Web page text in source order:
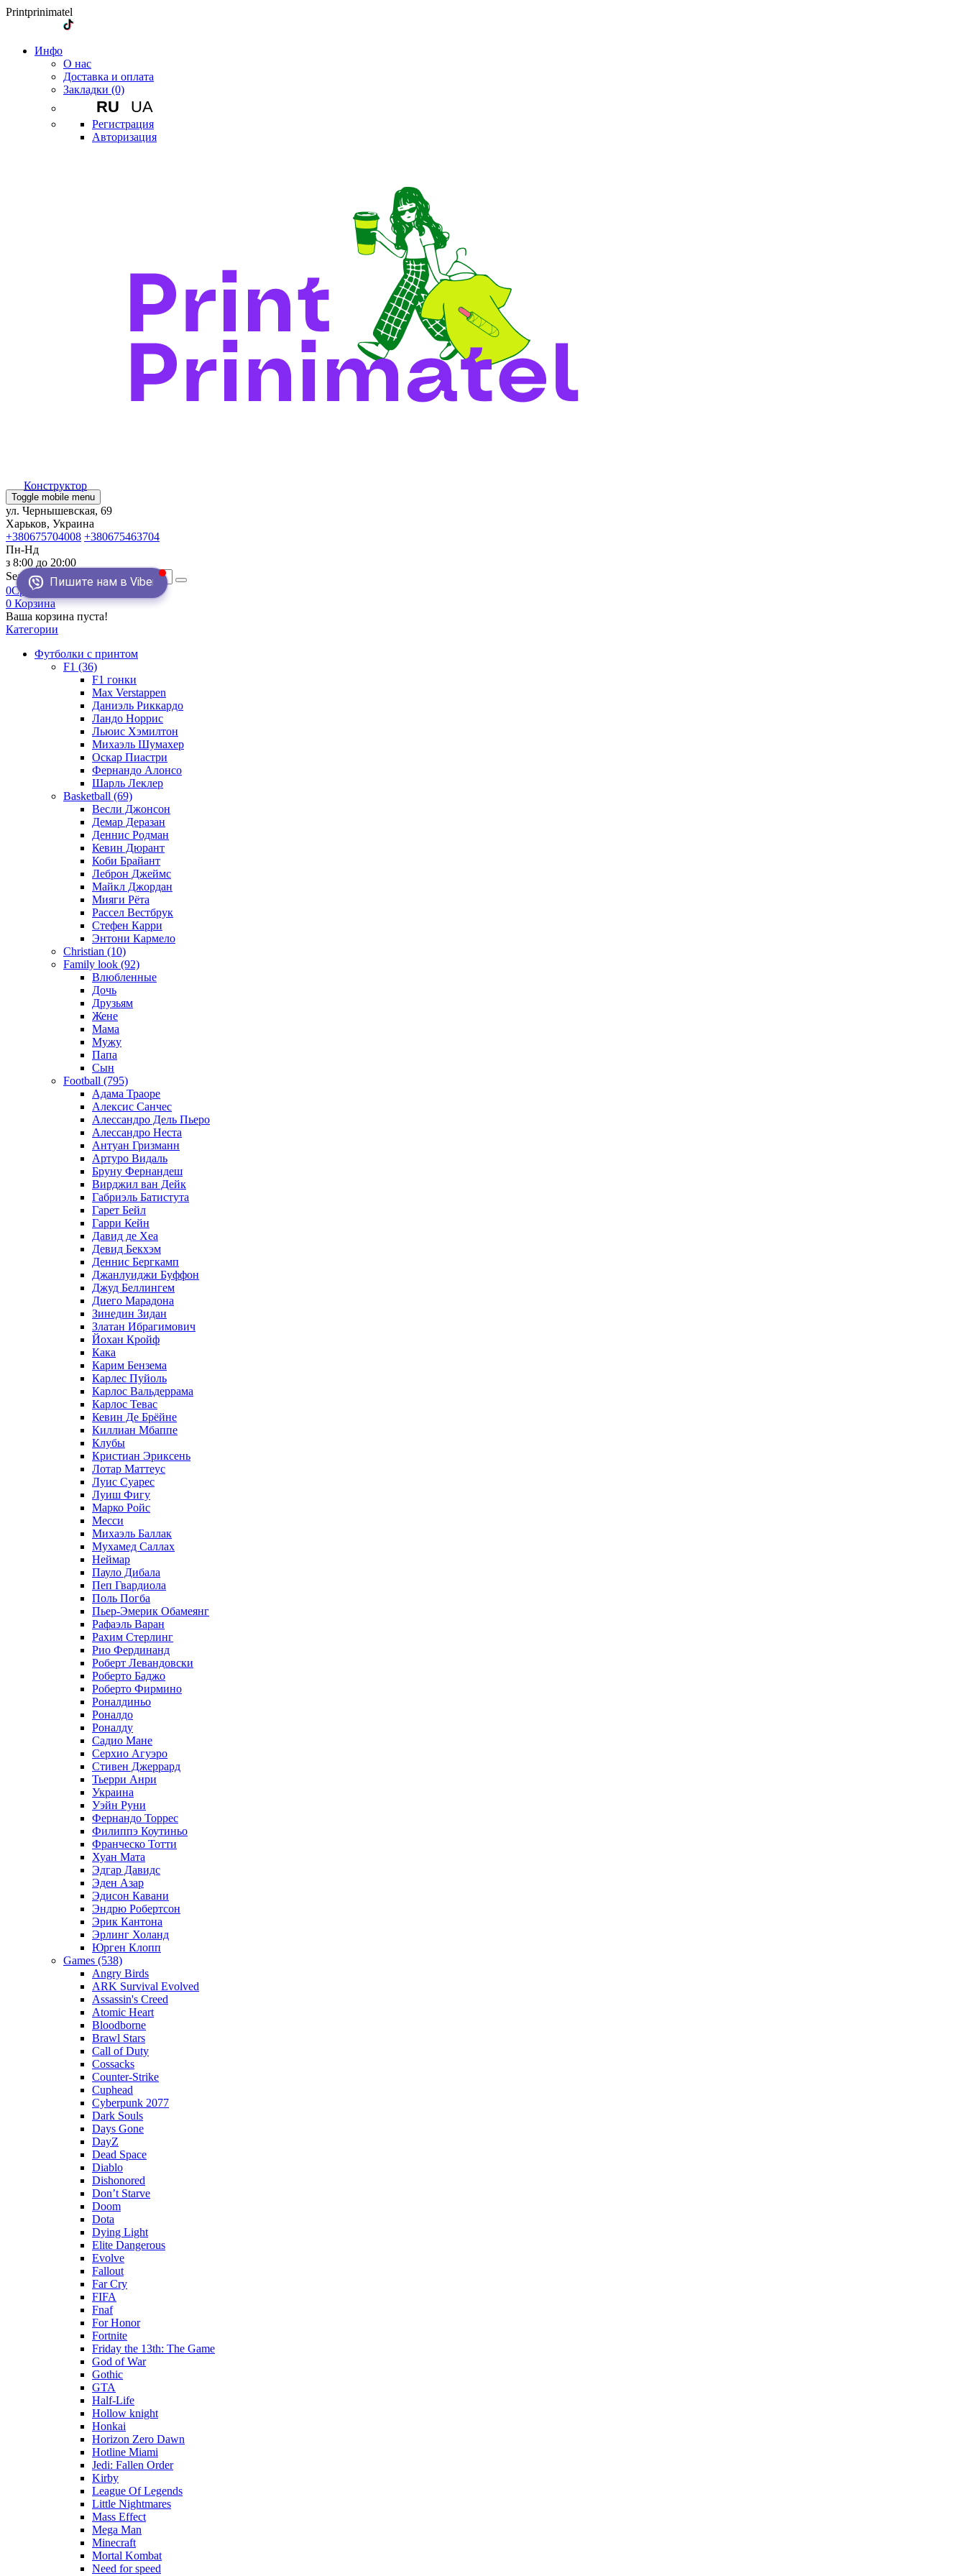
Printprinimatel
Инфо
О нас
Доставка и оплата
Закладки (0)
RU UA
Регистрация
Авторизация
Toggle mobile menu
Конструктор
ул. Чернышевская, 69
Харьков, Украина
+380675704008 +380675463704
Пишите нам в Viber
Пн-Нд
з 8:00 до 20:00
Search
0Сравнение
0 Корзина
Ваша корзина пуста!
Категории
Футболки с принтом
F1 (36)
F1 гонки
Max Verstappen
Даниэль Риккардо
Ландо Норрис
Льюис Хэмилтон
Михаэль Шумахер
Оскар Пиастри
Фернандо Алонсо
Шарль Леклер
Basketball (69)
Весли Джонсон
Демар Деразан
Деннис Родман
Кевин Дюрант
Коби Брайант
Леброн Джеймс
Майкл Джордан
Мияги Рёта
Рассел Вестбрук
Стефен Карри
Энтони Кармело
Christian (10)
Family look (92)
Влюбленные
Дочь
Друзьям
Жене
Мама
Мужу
Папа
Сын
Football (795)
Адама Траоре
Алексис Санчес
Алессандро Дель Пьеро
Алессандро Неста
Антуан Гризманн
Артуро Видаль
Бруну Фернандеш
Вирджил ван Дейк
Габриэль Батистута
Гарет Бейл
Гарри Кейн
Давид де Хеа
Девид Бекхэм
Деннис Бергкамп
Джанлуиджи Буффон
Джуд Беллингем
Диего Марадона
Зинедин Зидан
Златан Ибрагимович
Йохан Кройф
Кака
Карим Бензема
Карлес Пуйоль
Карлос Вальдеррама
Карлос Тевас
Кевин Де Брёйне
Киллиан Мбаппе
Клубы
Кристиан Эриксень
Лотар Маттеус
Луис Суарес
Луиш Фигу
Марко Ройс
Месси
Михаэль Баллак
Мухамед Саллах
Неймар
Пауло Дибала
Пеп Гвардиола
Поль Погба
Пьер-Эмерик Обамеянг
Рафаэль Варан
Рахим Стерлинг
Рио Фердинанд
Роберт Левандовски
Роберто Баджо
Роберто Фирмино
Роналдиньо
Роналдо
Роналду
Садио Мане
Серхио Агуэро
Стивен Джеррард
Тьерри Анри
Украина
Уэйн Руни
Фернандо Торрес
Филиппэ Коутиньо
Франческо Тотти
Хуан Мата
Эдгар Давидс
Эден Азар
Эдисон Кавани
Эндрю Робертсон
Эрик Кантона
Эрлинг Холанд
Юрген Клопп
Games (538)
Angry Birds
ARK Survival Evolved
Assassin's Creed
Atomic Heart
Bloodborne
Brawl Stars
Call of Duty
Cossacks
Counter-Strike
Cuphead
Cyberpunk 2077
Dark Souls
Days Gone
DayZ
Dead Space
Diablo
Dishonored
Don’t Starve
Doom
Dota
Dying Light
Elite Dangerous
Evolve
Fallout
Far Cry
FIFA
Fnaf
For Honor
Fortnite
Friday the 13th: The Game
God of War
Gothic
GTA
Half-Life
Hollow knight
Honkai
Horizon Zero Dawn
Hotline Miami
Jedi: Fallen Order
Kirby
League Of Legends
Little Nightmares
Mass Effect
Mega Man
Minecraft
Mortal Kombat
Need for speed